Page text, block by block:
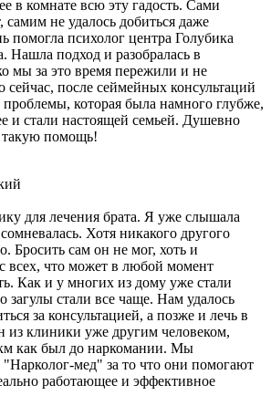
в комнате всю эту гадость. Сами
самим не удалось добиться даже
помогла психолог центра Голубика
Нашла подход и разобралась в
мы за это время пережили и не
сейчас, после сеймейных консультаций
проблемы, которая была намного глубже,
и стали настоящей семьей. Душевно
такую помощь!
для лечения брата. Я уже слышала
Хотя никакого другого
Бросить сам он не мог, хоть и
всех, что может в любой момент
Как и у многих из дому уже стали
загулы стали все чаще. Нам удалось
за консультацией, а позже и лечь в
из клиники уже другим человеком,
как был до наркомании. Мы
мед" за то что они помогают
работающее и эффективное